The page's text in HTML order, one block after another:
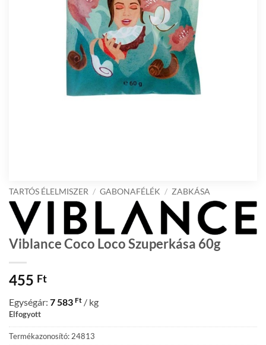
TARTÓS ÉLELMISZER / GABONAFÉLÉK / ZABKÁSA
Viblance Coco Loco Szuperkása 60g
455 Ft
Egységár: 7 583 Ft / kg
Elfogyott
Termékazonosító: 24813